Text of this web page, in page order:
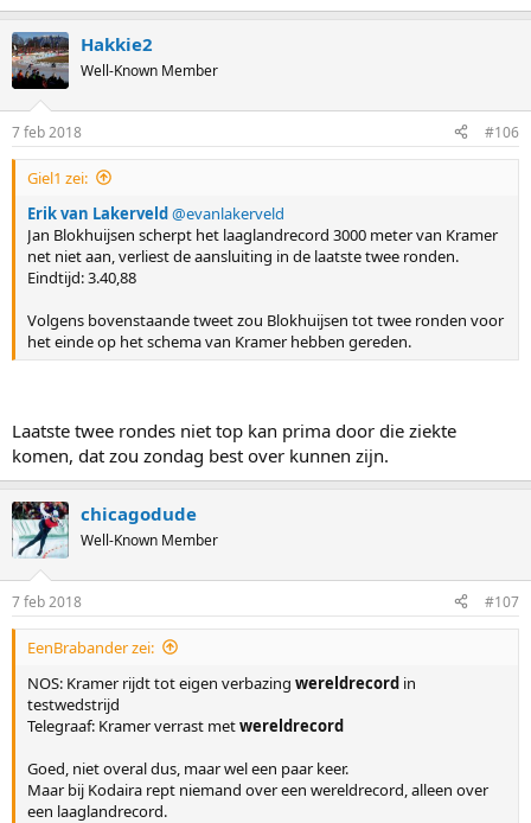
Hakkie2
Well-Known Member
7 feb 2018 #106
Giel1 zei:
Erik van Lakerveld‏ @evanlakerveld
Jan Blokhuijsen scherpt het laaglandrecord 3000 meter van Kramer
net niet aan, verliest de aansluiting in de laatste twee ronden.
Eindtijd: 3.40,88
Volgens bovenstaande tweet zou Blokhuijsen tot twee ronden voor
het einde op het schema van Kramer hebben gereden.
Laatste twee rondes niet top kan prima door die ziekte
komen, dat zou zondag best over kunnen zijn.
chicagodude
Well-Known Member
7 feb 2018 #107
EenBrabander zei:
NOS: Kramer rijdt tot eigen verbazing wereldrecord in
testwedstrijd
Telegraaf: Kramer verrast metwereldrecord
Goed, niet overal dus, maar wel een paar keer.
Maar bij Kodaira rept niemand over een wereldrecord, alleen over
een laaglandrecord.